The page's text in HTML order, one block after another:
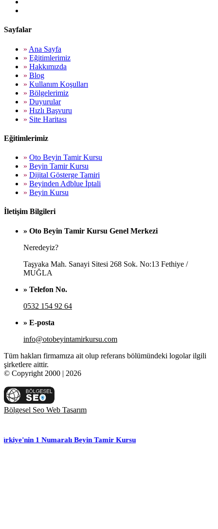
Sayfalar
» Ana Sayfa
» Eğitimlerimiz
» Hakkımızda
» Blog
» Kullanım Koşulları
» Bölgelerimiz
» Duyurular
» Hızlı Başvuru
» Site Haritası
Eğitimlerimiz
» Oto Beyin Tamir Kursu
» Beyin Tamir Kursu
» Dijital Gösterge Tamiri
» Beyinden Adblue İptali
» Beyin Kursu
İletişim Bilgileri
» Oto Beyin Tamir Kursu Genel Merkezi
Neredeyiz?
Taşyaka Mah. Sanayi Sitesi 268 Sok. No:13 Fethiye /
MUĞLA
» Telefon No.
0532 154 92 64
» E-posta
info@otobeyintamirkursu.com
Tüm hakları firmamıza ait olup referans bölümündeki logolar ilgili
şirketlere aittir.
© Copyright 2000 | 2026
Bölgesel Seo Web Tasarım
Numaralı Beyin Tamir Kursu